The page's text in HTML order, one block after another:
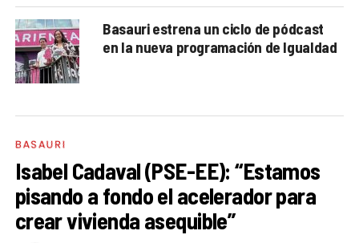
Basauri estrena un ciclo de pódcast
en la nueva programación de Igualdad
BASAURI
Isabel Cadaval (PSE-EE): “Estamos
pisando a fondo el acelerador para
crear vivienda asequible”